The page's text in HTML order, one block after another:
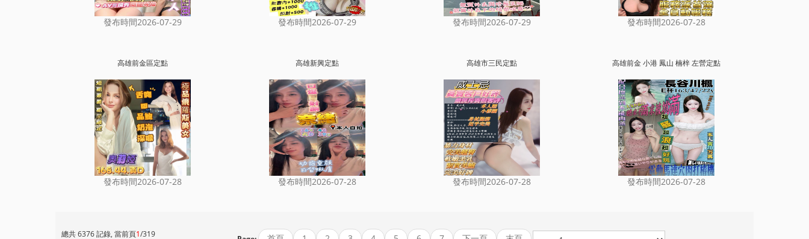
發布時間2026-07-29 發布時間2026-07-29 發布時間2026-07-29 發布時間2026-07-28
高雄前金區定點
發布時間2026-07-28
高雄新興定點
發布時間2026-07-28
高雄市三民定點
發布時間2026-07-28
高雄前金 小港 鳳山 楠梓 左營定點
發布時間2026-07-28
總共 6376 記錄, 當前頁1/319